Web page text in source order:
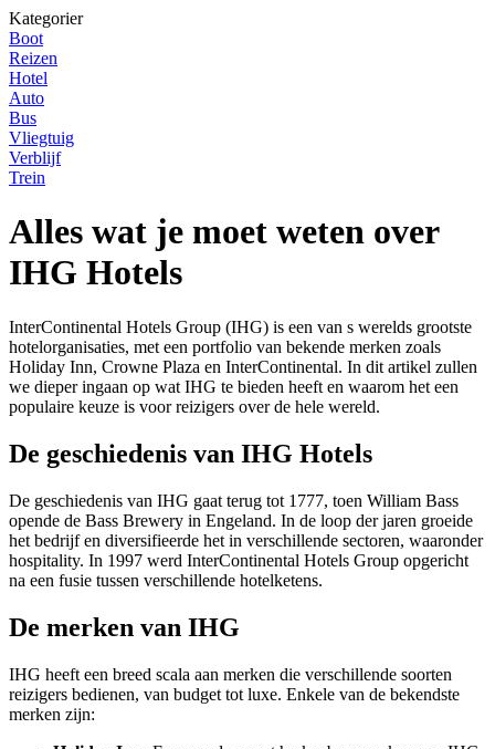
Kategorier
Boot
Reizen
Hotel
Auto
Bus
Vliegtuig
Verblijf
Trein
Alles wat je moet weten over
IHG Hotels
InterContinental Hotels Group (IHG) is een van s werelds grootste
hotelorganisaties, met een portfolio van bekende merken zoals
Holiday Inn, Crowne Plaza en InterContinental. In dit artikel zullen
we dieper ingaan op wat IHG te bieden heeft en waarom het een
populaire keuze is voor reizigers over de hele wereld.
De geschiedenis van IHG Hotels
De geschiedenis van IHG gaat terug tot 1777, toen William Bass
opende de Bass Brewery in Engeland. In de loop der jaren groeide
het bedrijf en diversifieerde het in verschillende sectoren, waaronder
hospitality. In 1997 werd InterContinental Hotels Group opgericht
na een fusie tussen verschillende hotelketens.
De merken van IHG
IHG heeft een breed scala aan merken die verschillende soorten
reizigers bedienen, van budget tot luxe. Enkele van de bekendste
merken zijn: